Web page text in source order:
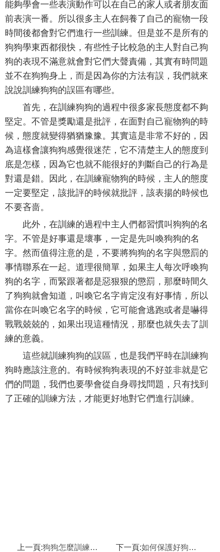
能夠學會一些表演動作可以在自己的家人或者朋友面
前表演一番。所以很多主人在飼養了自己的寵物一段
時間後都會對它們進行一些訓練。但是並不是所有的
狗狗學東西都很快，有些性子比較急的主人對自己狗
狗的表現不滿意就會對它們大聲責備，其實有時問題
並不在狗狗身上，而是因為你的方法有誤，我們就來
說說訓練狗狗的誤區有哪些。
首先，在訓練狗狗的過程中很多家長態度都不夠
堅定。不管是獎勵還是批評，在面對自己寵物狗的時
候，態度就變得猶猶豫豫。其實這是非常不好的，因
為這樣會讓狗狗感覺很迷茫，它不清楚主人的態度到
底是怎樣，因為它也就不能很好的判斷自己的行為是
對還是錯。因此，在訓練寵物狗的時候，主人的態度
一定要堅定，該批評的時候就批評，該表揚的時候也
不要吝啬。
此外，在訓練的過程中主人們都習慣叫狗狗的名
字。不管是好事還是壞事，一定是先叫喚狗狗的名
字。然而值得注意的是，不要將狗狗的名字與懲罰的
事情聯系在一起。道理很簡單，如果主人每次呼喚狗
狗的名字，而緊跟著都是惡狠狠的懲罰，那麼時間久
了狗狗就會知道，叫喚它名字肯定沒有好事情，所以
當你在叫喚它名字的時候，它可能會逃跑或者是嚇得
戰戰兢兢的，如果出現這種情況，那麼也就失去了訓
練的意義。
這些就訓練狗狗的誤區，也是我們平時在訓練狗
狗時應該注意的。有時候狗狗表現的不好並非就是它
們的問題，我們也要學會從自身尋找問題，只有找到
了正確的訓練方法，才能更好地對它們進行訓練。
上一頁:狗狗怎麼訓練握手,狗狗幾歲訓練 下一頁:如何保護好狗狗的腳墊,在狗狗成功斷奶以後開始訓練